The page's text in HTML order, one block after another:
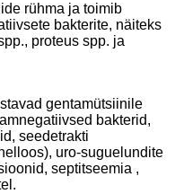
rühma ja toimib
bakterite, näiteks
proteus spp. ja
gentamütsiinile
bakterid,
seedetrakti
uro-suguelundite
septitseemia ,